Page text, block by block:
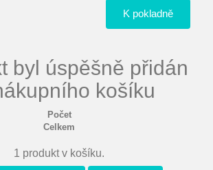
K pokladně
byl úspěšně přidán
košíku
Počet
Celkem
1 produkt v košíku.